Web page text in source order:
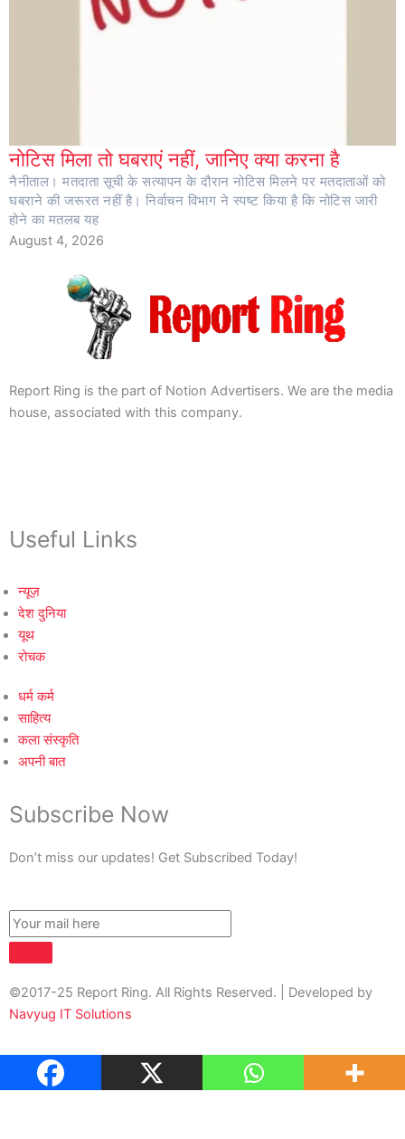
नोटिस मिला तो घबराएं नहीं, जानिए क्या करना है
नैनीताल। मतदाता सूची के सत्यापन के दौरान नोटिस मिलने पर मतदाताओं को
घबराने की जरूरत नहीं है। निर्वाचन विभाग ने स्पष्ट किया है कि नोटिस जारी
होने का मतलब यह
August 4, 2026
Report Ring is the part of Notion Advertisers. We are the media
house, associated with this company.
Useful Links
न्यूज़
देश दुनिया
यूथ
रोचक
धर्म कर्म
साहित्य
कला संस्कृति
अपनी बात
Subscribe Now
Don’t miss our updates! Get Subscribed Today!
©2017-25 Report Ring. All Rights Reserved. | Developed by
Navyug IT Solutions
About Us